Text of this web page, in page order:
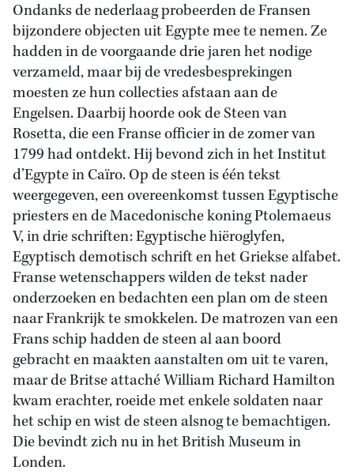
Ondanks de nederlaag probeerden de Fransen
bijzondere objecten uit Egypte mee te nemen. Ze
hadden in de voorgaande drie jaren het nodige
verzameld, maar bij de vredesbesprekingen
moesten ze hun collecties afstaan aan de
Engelsen. Daarbij hoorde ook de Steen van
Rosetta, die een Franse officier in de zomer van
1799 had ontdekt. Hij bevond zich in het Institut
d’Egypte in Caïro. Op de steen is één tekst
weergegeven, een overeenkomst tussen Egyptische
priesters en de Macedonische koning Ptolemaeus
V, in drie schriften: Egyptische hiëroglyfen,
Egyptisch demotisch schrift en het Griekse alfabet.
Franse wetenschappers wilden de tekst nader
onderzoeken en bedachten een plan om de steen
naar Frankrijk te smokkelen. De matrozen van een
Frans schip hadden de steen al aan boord
gebracht en maakten aanstalten om uit te varen,
maar de Britse attaché William Richard Hamilton
kwam erachter, roeide met enkele soldaten naar
het schip en wist de steen alsnog te bemachtigen.
Die bevindt zich nu in het British Museum in
Londen.